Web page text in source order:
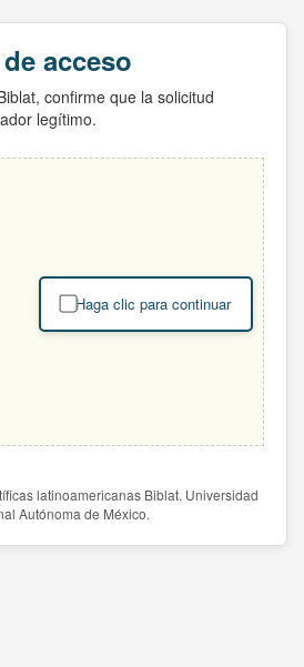
acceso
confirme que la solicitud
legítimo.
Haga clic para continuar
latinoamericanas Biblat. Universidad
Autónoma de México.